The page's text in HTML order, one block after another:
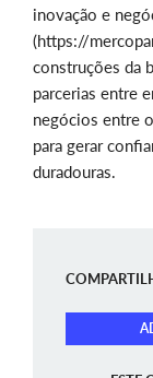
inovação e
(https://
construções da
parcerias entre
negócios entre
para gerar
duradouras.